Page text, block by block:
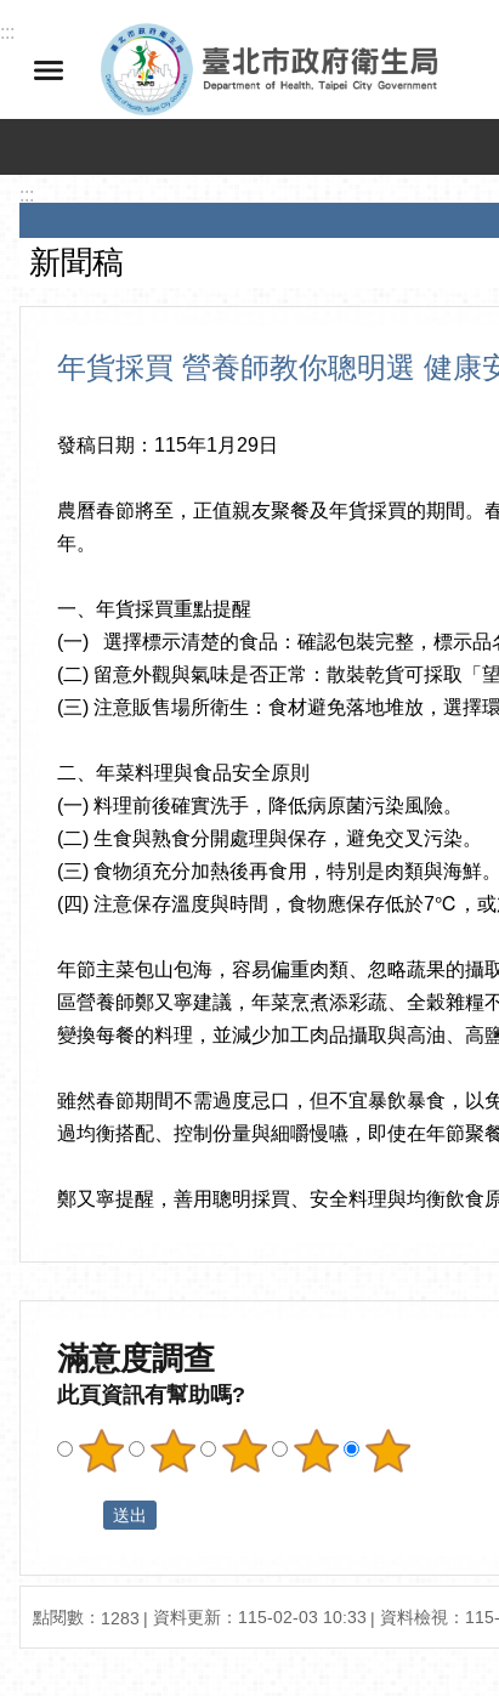
跳到主要內容區塊
:::
:::
新聞稿
年貨採買 營養師教你聰明選 健康
發稿日期：115年1月29日
農曆春節將至，正值親友聚餐及年貨採買的期間。
年。
一、年貨採買重點提醒
(一) 選擇標示清楚的食品：確認包裝完整，標示品
(二) 留意外觀與氣味是否正常：散裝乾貨可採取「
(三) 注意販售場所衛生：食材避免落地堆放，選擇
二、年菜料理與食品安全原則
(一) 料理前後確實洗手，降低病原菌污染風險。
(二) 生食與熟食分開處理與保存，避免交叉污染。
(三) 食物須充分加熱後再食用，特別是肉類與海鮮。
(四) 注意保存溫度與時間，食物應保存低於7℃，
年節主菜包山包海，容易偏重肉類、忽略蔬果的攝
區營養師鄭又寧建議，年菜烹煮添彩蔬、全穀雜糧
變換每餐的料理，並減少加工肉品攝取與高油、高
雖然春節期間不需過度忌口，但不宜暴飲暴食，以
過均衡搭配、控制份量與細嚼慢嚥，即使在年節聚
鄭又寧提醒，善用聰明採買、安全料理與均衡飲食
滿意度調查
此頁資訊有幫助嗎?
點閱數： 1283 資料更新：115-02-03 10:33 資料檢視：